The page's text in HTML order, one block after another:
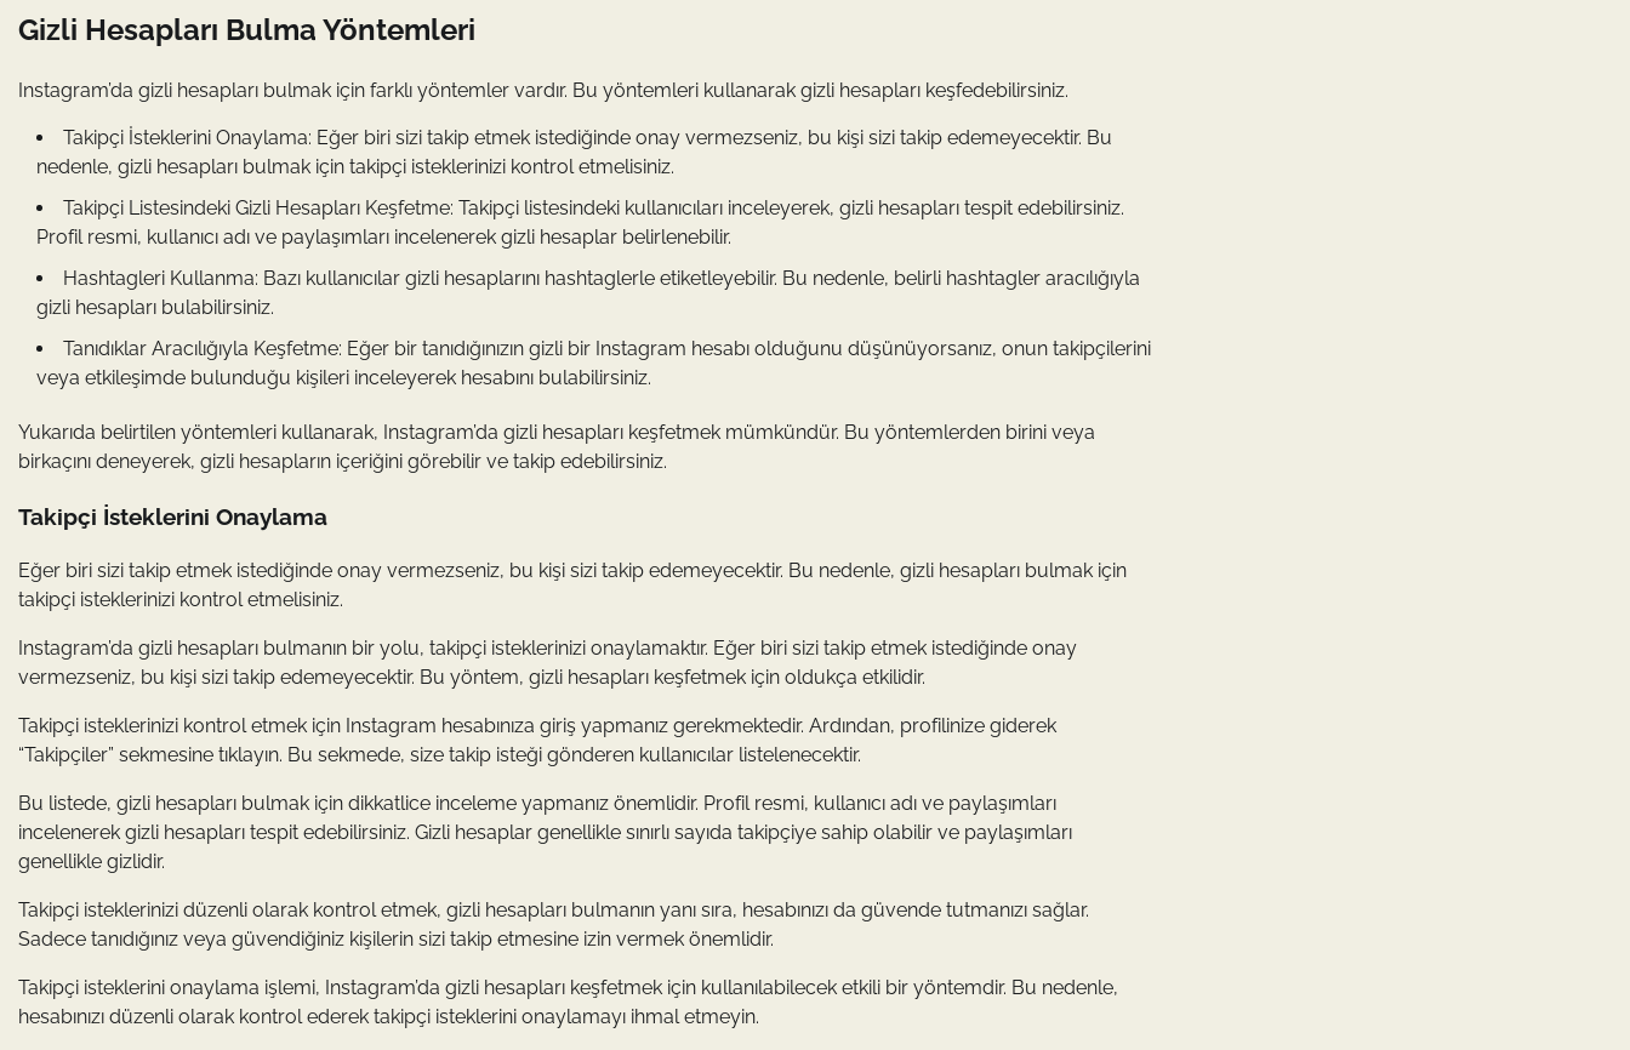
Gizli Hesapları Bulma Yöntemleri
Instagram’da gizli hesapları bulmak için farklı yöntemler vardır. Bu yöntemleri kullanarak gizli hesapları keşfedebilirsiniz.
Takipçi İsteklerini Onaylama: Eğer biri sizi takip etmek istediğinde onay vermezseniz, bu kişi sizi takip edemeyecektir. Bu
nedenle, gizli hesapları bulmak için takipçi isteklerinizi kontrol etmelisiniz.
Takipçi Listesindeki Gizli Hesapları Keşfetme: Takipçi listesindeki kullanıcıları inceleyerek, gizli hesapları tespit edebilirsiniz.
Profil resmi, kullanıcı adı ve paylaşımları incelenerek gizli hesaplar belirlenebilir.
Hashtagleri Kullanma: Bazı kullanıcılar gizli hesaplarını hashtaglerle etiketleyebilir. Bu nedenle, belirli hashtagler aracılığıyla
gizli hesapları bulabilirsiniz.
Tanıdıklar Aracılığıyla Keşfetme: Eğer bir tanıdığınızın gizli bir Instagram hesabı olduğunu düşünüyorsanız, onun takipçilerini
veya etkileşimde bulunduğu kişileri inceleyerek hesabını bulabilirsiniz.
Yukarıda belirtilen yöntemleri kullanarak, Instagram’da gizli hesapları keşfetmek mümkündür. Bu yöntemlerden birini veya
birkaçını deneyerek, gizli hesapların içeriğini görebilir ve takip edebilirsiniz.
Takipçi İsteklerini Onaylama
Eğer biri sizi takip etmek istediğinde onay vermezseniz, bu kişi sizi takip edemeyecektir. Bu nedenle, gizli hesapları bulmak için
takipçi isteklerinizi kontrol etmelisiniz.
Instagram’da gizli hesapları bulmanın bir yolu, takipçi isteklerinizi onaylamaktır. Eğer biri sizi takip etmek istediğinde onay
vermezseniz, bu kişi sizi takip edemeyecektir. Bu yöntem, gizli hesapları keşfetmek için oldukça etkilidir.
Takipçi isteklerinizi kontrol etmek için Instagram hesabınıza giriş yapmanız gerekmektedir. Ardından, profilinize giderek
“Takipçiler” sekmesine tıklayın. Bu sekmede, size takip isteği gönderen kullanıcılar listelenecektir.
Bu listede, gizli hesapları bulmak için dikkatlice inceleme yapmanız önemlidir. Profil resmi, kullanıcı adı ve paylaşımları
incelenerek gizli hesapları tespit edebilirsiniz. Gizli hesaplar genellikle sınırlı sayıda takipçiye sahip olabilir ve paylaşımları
genellikle gizlidir.
Takipçi isteklerinizi düzenli olarak kontrol etmek, gizli hesapları bulmanın yanı sıra, hesabınızı da güvende tutmanızı sağlar.
Sadece tanıdığınız veya güvendiğiniz kişilerin sizi takip etmesine izin vermek önemlidir.
Takipçi isteklerini onaylama işlemi, Instagram’da gizli hesapları keşfetmek için kullanılabilecek etkili bir yöntemdir. Bu nedenle,
hesabınızı düzenli olarak kontrol ederek takipçi isteklerini onaylamayı ihmal etmeyin.